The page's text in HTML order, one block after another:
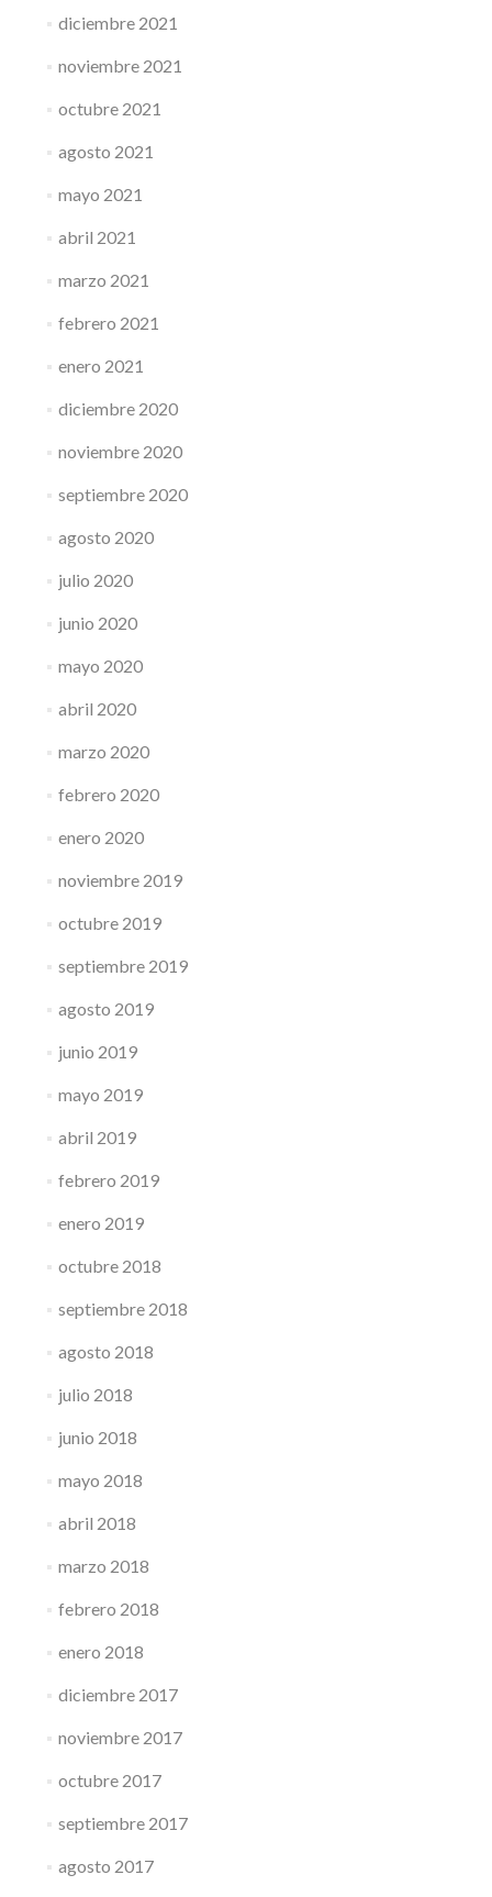
diciembre 2021
noviembre 2021
octubre 2021
agosto 2021
mayo 2021
abril 2021
marzo 2021
febrero 2021
enero 2021
diciembre 2020
noviembre 2020
septiembre 2020
agosto 2020
julio 2020
junio 2020
mayo 2020
abril 2020
marzo 2020
febrero 2020
enero 2020
noviembre 2019
octubre 2019
septiembre 2019
agosto 2019
junio 2019
mayo 2019
abril 2019
febrero 2019
enero 2019
octubre 2018
septiembre 2018
agosto 2018
julio 2018
junio 2018
mayo 2018
abril 2018
marzo 2018
febrero 2018
enero 2018
diciembre 2017
noviembre 2017
octubre 2017
septiembre 2017
agosto 2017